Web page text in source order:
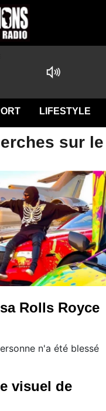
LIFESTYLE
sur
Rolls Royce
n'a été blessé
visuel de